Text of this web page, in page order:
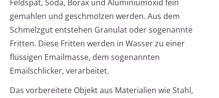
Feldspat, Soda, Borax und Aluminiumoxid fein
gemahlen und geschmolzen werden. Aus dem
Schmelzgut entstehen Granulat oder sogenannte
Fritten. Diese Fritten werden in Wasser zu einer
flüssigen Emailmasse, dem sogenannten
Emailschlicker, verarbeitet.
Das vorbereitete Objekt aus Materialien wie Stahl,